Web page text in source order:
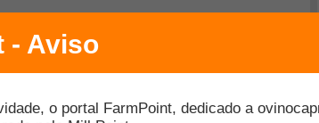
comentados Melhor avaliados
do Sebrae/RS